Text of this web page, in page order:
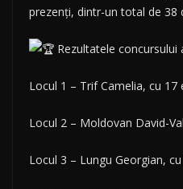
prezenți, dintr-un total de 38
Rezultatele
Locul 1 – Trif Camelia, cu 17
Locul 2 – Moldovan David-
Locul 3 – Lungu Georgian,